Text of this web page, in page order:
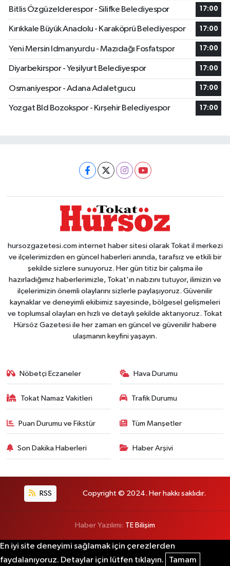
Bitlis Özgüzelderespor - Silifke Belediyespor 17:00
Kırıkkale Büyük Anadolu - Karaköprü Belediyespor 17:00
Yeni Mersin Idmanyurdu - Mazıdağı Fosfatspor 17:00
Diyarbekirspor - Yeşilyurt Belediyespor 17:00
Osmaniyespor - Adana Adaletgucu 17:00
Yozgat Bld Bozokspor - Kırşehir Belediyespor 17:00
hursozgazetesi.com internet haber sitesi olarak Tokat il merkezi
ve ilçelerimizden en güncel haberleri anında, tarafsız ve etkili bir
şekilde sizlere sunuyoruz. Her gün titiz bir çalışma ile
hazırladığımız haberlerimizle, Tokat'ın nabzını tutuyor, ilimizin ve
ilçelerimizin önemli olaylarını sizlerle paylaşıyoruz. Güvenilir
kaynaklar ve deneyimli ekibimiz sayesinde, bölgesel gelişmeleri
ve toplumsal olayları en hızlı ve detaylı şekilde aktarıyoruz. Tokat
Hürsöz Gazetesi ile her zaman en güncel ve güvenilir habere
ulaşmanın keyfini yaşayın.
Nöbetçi Eczaneler Hava Durumu
Tokat Namaz Vakitleri Trafik Durumu
Puan Durumu ve Fikstür Tüm Manşetler
Son Dakika Haberleri Haber Arşivi
RSS Copyright © 2024. Her hakkı saklıdır.
Haber Yazılımı: TE Bilişim
En iyi site deneyimi sağlamak için çerezlerden
faydalanıyoruz. Detaylar için lütfen tıklayın.
Tamam